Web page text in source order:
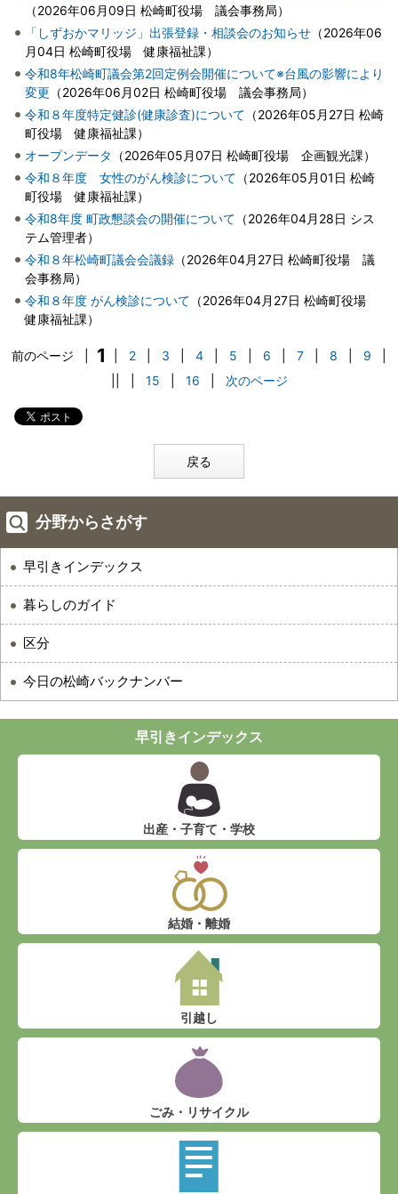
（2026年06月09日 松崎町役場 議会事務局）
「しずおかマリッジ」出張登録・相談会のお知らせ （2026年06
月04日 松崎町役場 健康福祉課）
令和8年松崎町議会第2回定例会開催について※台風の影響により
変更 （2026年06月02日 松崎町役場 議会事務局）
令和８年度特定健診(健康診査)について （2026年05月27日 松崎
町役場 健康福祉課）
オープンデータ
（2026年05月07日 松崎町役場 企画観光課）
令和８年度 女性のがん検診について （2026年05月01日 松崎
町役場 健康福祉課）
令和8年度 町政懇談会の開催について （2026年04月28日 シス
テム管理者）
令和８年松崎町議会会議録 （2026年04月27日 松崎町役場 議
会事務局）
令和８年度 がん検診について （2026年04月27日 松崎町役場
健康福祉課）
前のページ 1 2 3 4 5 6 7 8 9
15 16 次のページ
戻る
分野からさがす
早引きインデックス
暮らしのガイド
区分
今日の松崎バックナンバー
早引きインデックス
出産・子育て・学校
結婚・離婚
引越し
ごみ・リサイクル